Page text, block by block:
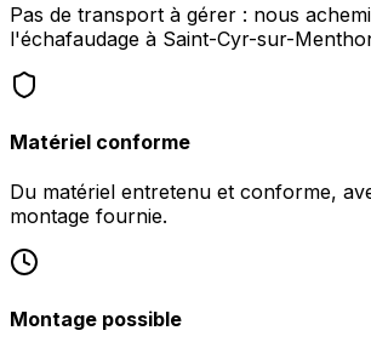
Pas de transport à gérer : nous
l'échafaudage à Saint-Cyr-sur-
Matériel conforme
Du matériel entretenu et conforme,
montage fournie.
Montage possible